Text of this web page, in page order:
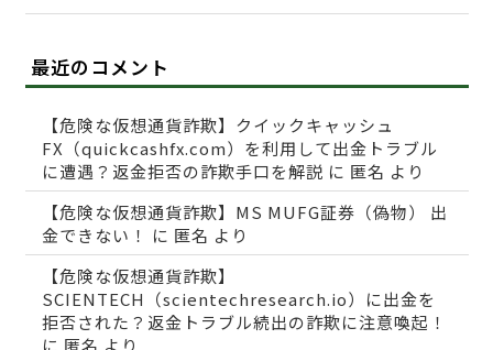
最近のコメント
【危険な仮想通貨詐欺】クイックキャッシュ
FX（quickcashfx.com）を利用して出金トラブル
に遭遇？返金拒否の詐欺手口を解説 に 匿名 より
【危険な仮想通貨詐欺】MS MUFG証券（偽物） 出
金できない！
に 匿名 より
【危険な仮想通貨詐欺】
SCIENTECH（scientechresearch.io）に出金を
拒否された？返金トラブル続出の詐欺に注意喚起！
に 匿名 より